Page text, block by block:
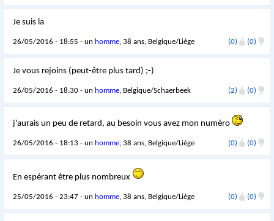
Je suis la
26/05/2016 - 18:55 - un homme, 38 ans, Belgique/Liège (0) (0)
Je vous rejoins (peut-être plus tard) ;-)
26/05/2016 - 18:30 - un homme, Belgique/Schaerbeek (2) (0)
j'aurais un peu de retard, au besoin vous avez mon numéro
26/05/2016 - 18:13 - un homme, 38 ans, Belgique/Liège (0) (0)
En espérant être plus nombreux
25/05/2016 - 23:47 - un homme, 38 ans, Belgique/Liège (0) (0)